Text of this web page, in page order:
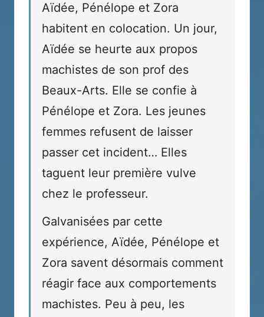
Aïdée, Pénélope et Zora
habitent en colocation. Un jour,
Aïdée se heurte aux propos
machistes de son prof des
Beaux-Arts. Elle se confie à
Pénélope et Zora. Les jeunes
femmes refusent de laisser
passer cet incident… Elles
taguent leur première vulve
chez le professeur.
Galvanisées par cette
expérience, Aïdée, Pénélope et
Zora savent désormais comment
réagir face aux comportements
machistes. Peu à peu, les